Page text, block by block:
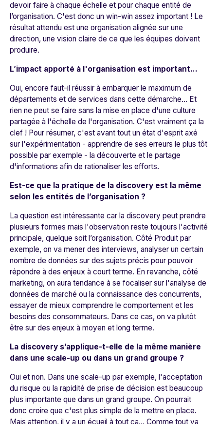
devoir faire à chaque échelle et pour chaque entité de
l’organisation. C'est donc un win-win assez important ! Le
résultat attendu est une organisation alignée sur une
direction, une vision claire de ce que les équipes doivent
produire.
L’impact apporté à l'organisation est important…
Oui, encore faut-il réussir à embarquer le maximum de
départements et de services dans cette démarche... Et
rien ne peut se faire sans la mise en place d'une culture
partagée à l'échelle de l'organisation. C'est vraiment ça la
clef ! Pour résumer, c'est avant tout un état d'esprit axé
sur l'expérimentation - apprendre de ses erreurs le plus tôt
possible par exemple - la découverte et le partage
d'informations afin de rationaliser les efforts.
Est-ce que la pratique de la discovery est la même
selon les entités de l’organisation ?
La question est intéressante car la discovery peut prendre
plusieurs formes mais l'observation reste toujours l'activité
principale, quelque soit l’organisation. Côté Produit par
exemple, on va mener des interviews, analyser un certain
nombre de données sur des sujets précis pour pouvoir
répondre à des enjeux à court terme. En revanche, côté
marketing, on aura tendance à se focaliser sur l'analyse de
données de marché ou la connaissance des concurrents,
essayer de mieux comprendre le comportement et les
besoins des consommateurs. Dans ce cas, on va plutôt
être sur des enjeux à moyen et long terme.
La discovery s’applique-t-elle de la même manière
dans une scale-up ou dans un grand groupe ?
Oui et non. Dans une scale-up par exemple, l'acceptation
du risque ou la rapidité de prise de décision est beaucoup
plus importante que dans un grand groupe. On pourrait
donc croire que c'est plus simple de la mettre en place.
Mais attention, il y a un écueil à tout ça... Comme tout va